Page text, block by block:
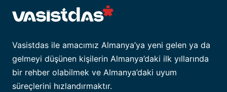
Vasistdas ile amacımız Almanya’ya yeni gelen ya da
gelmeyi düşünen kişilerin Almanya’daki ilk yıllarında
bir rehber olabilmek ve Almanya’daki uyum
süreçlerini hızlandırmaktır.